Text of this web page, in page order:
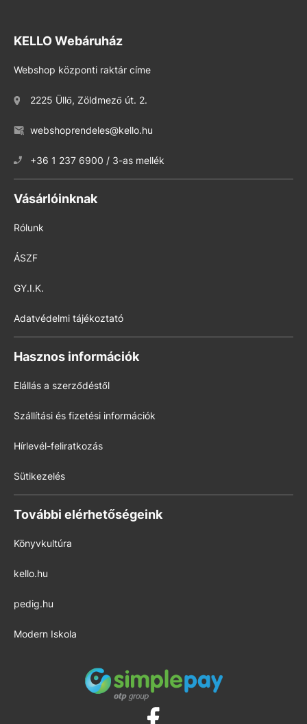
KELLO Webáruház
Webshop központi raktár címe
2225 Üllő, Zöldmező út. 2.
webshoprendeles@kello.hu
+36 1 237 6900 / 3-as mellék
Vásárlóinknak
Rólunk
ÁSZF
GY.I.K.
Adatvédelmi tájékoztató
Hasznos információk
Elállás a szerződéstől
Szállítási és fizetési információk
Hírlevél-feliratkozás
Sütikezelés
További elérhetőségeink
Könyvkultúra
kello.hu
pedig.hu
Modern Iskola